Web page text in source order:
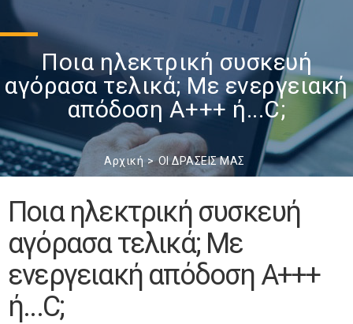
Ποια ηλεκτρική συσκευή
αγόρασα τελικά; Με ενεργειακή
απόδοση Α+++ ή...C;
Αρχική ΟΙ ΔΡΑΣΕΙΣ ΜΑΣ
Ποια ηλεκτρική συσκευή
αγόρασα τελικά; Με
ενεργειακή απόδοση Α+++
ή...C;